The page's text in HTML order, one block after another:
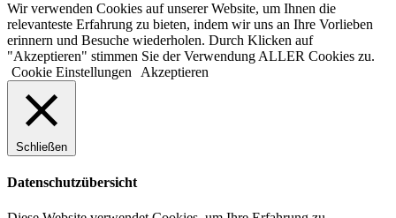
Wir verwenden Cookies auf unserer Website, um Ihnen die
relevanteste Erfahrung zu bieten, indem wir uns an Ihre Vorlieben
erinnern und Besuche wiederholen. Durch Klicken auf
"Akzeptieren" stimmen Sie der Verwendung ALLER Cookies zu.
Cookie Einstellungen
Akzeptieren
Schließen
Datenschutzübersicht